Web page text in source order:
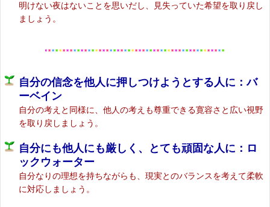
明けない夜はないことを思いだし、見失っていた希望を取り戻し
ましょう。
自分の信念を他人に押しつけようとする人に：バ
ーベイン
自分の考えと同様に、他人の考えも尊重できる寛容さと広い視野
を取り戻しましょう。
自分にも他人にも厳しく、とても頑固な人に：ロ
ックウォーター
自分なりの理想を持ちながらも、現実とのバランスを考えて柔軟
に対応しましょう。